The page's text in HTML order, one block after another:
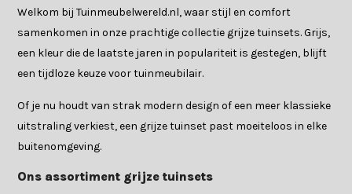
Welkom bij Tuinmeubelwereld.nl, waar stijl en comfort
samenkomen in onze prachtige collectie grijze tuinsets. Grijs,
een kleur die de laatste jaren in populariteit is gestegen, blijft
een tijdloze keuze voor tuinmeubilair.
Of je nu houdt van strak modern design of een meer klassieke
uitstraling verkiest, een grijze tuinset past moeiteloos in elke
buitenomgeving.
Ons assortiment grijze tuinsets